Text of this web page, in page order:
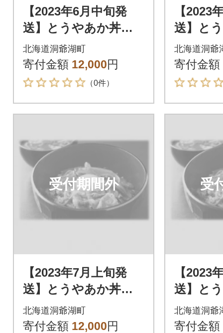
【2023年6月中旬発
送】とうやあか丼の
具 100g×2袋入り 2
箱
北海道洞爺湖町
寄付金額 12,000円
（0件）
【2023
送】と
具
箱
北海道洞爺
寄付金額
受付期間外
【2023年7月上旬発
送】とうやあか丼の
具 100g×2袋入り 2
箱
北海道洞爺湖町
寄付金額 12,000円
受
【2023
送】と
具
箱
北海道洞爺
寄付金額